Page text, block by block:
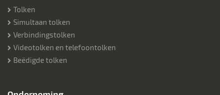
Tolken
Simultaan tolken
Verbindingstolken
Videotolken en telefoontolken
Beëdigde tolken